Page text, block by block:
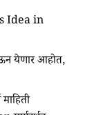
Idea in
येणार आहोत,